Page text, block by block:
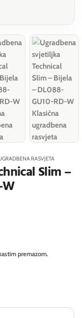
RASVJETA
Slim –
premazom.